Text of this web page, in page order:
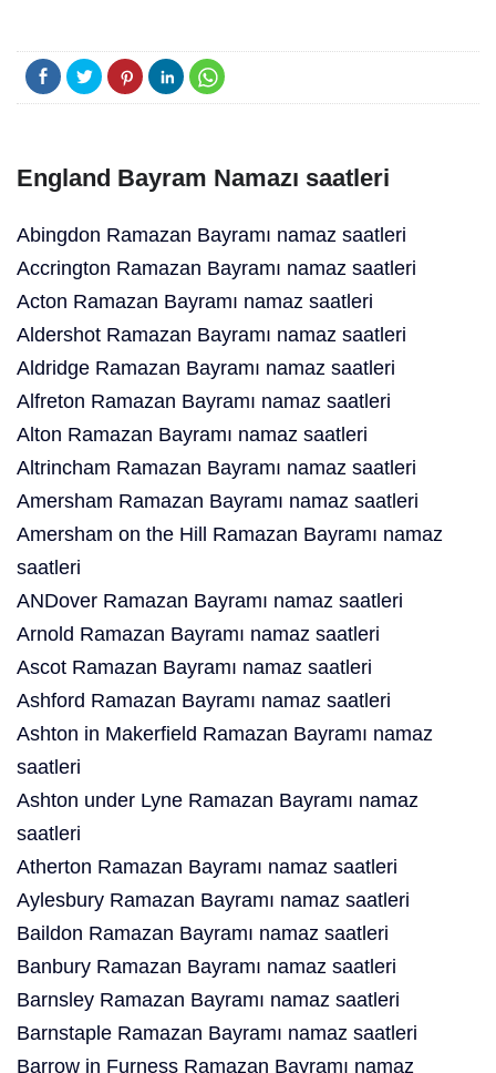
England Bayram Namazı saatleri
Abingdon Ramazan Bayramı namaz saatleri
Accrington Ramazan Bayramı namaz saatleri
Acton Ramazan Bayramı namaz saatleri
Aldershot Ramazan Bayramı namaz saatleri
Aldridge Ramazan Bayramı namaz saatleri
Alfreton Ramazan Bayramı namaz saatleri
Alton Ramazan Bayramı namaz saatleri
Altrincham Ramazan Bayramı namaz saatleri
Amersham Ramazan Bayramı namaz saatleri
Amersham on the Hill Ramazan Bayramı namaz
saatleri
ANDover Ramazan Bayramı namaz saatleri
Arnold Ramazan Bayramı namaz saatleri
Ascot Ramazan Bayramı namaz saatleri
Ashford Ramazan Bayramı namaz saatleri
Ashton in Makerfield Ramazan Bayramı namaz
saatleri
Ashton under Lyne Ramazan Bayramı namaz
saatleri
Atherton Ramazan Bayramı namaz saatleri
Aylesbury Ramazan Bayramı namaz saatleri
Baildon Ramazan Bayramı namaz saatleri
Banbury Ramazan Bayramı namaz saatleri
Barnsley Ramazan Bayramı namaz saatleri
Barnstaple Ramazan Bayramı namaz saatleri
Barrow in Furness Ramazan Bayramı namaz